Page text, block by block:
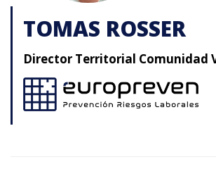
TOMAS ROSSER
Director Territorial Comunidad